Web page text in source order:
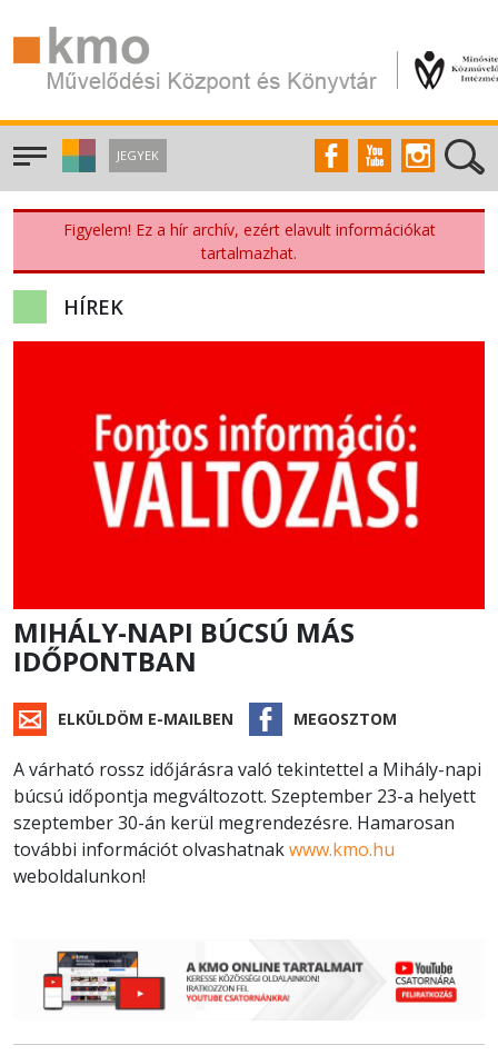
JEGYEK
Figyelem! Ez a hír archív, ezért elavult információkat
tartalmazhat.
HÍREK
MIHÁLY-NAPI BÚCSÚ MÁS
IDŐPONTBAN
ELKÜLDÖM E-MAILBEN MEGOSZTOM
A várható rossz időjárásra való tekintettel a Mihály-napi
búcsú időpontja megváltozott. Szeptember 23-a helyett
szeptember 30-án kerül megrendezésre. Hamarosan
további információt olvashatnakwww.kmo.hu
weboldalunkon!